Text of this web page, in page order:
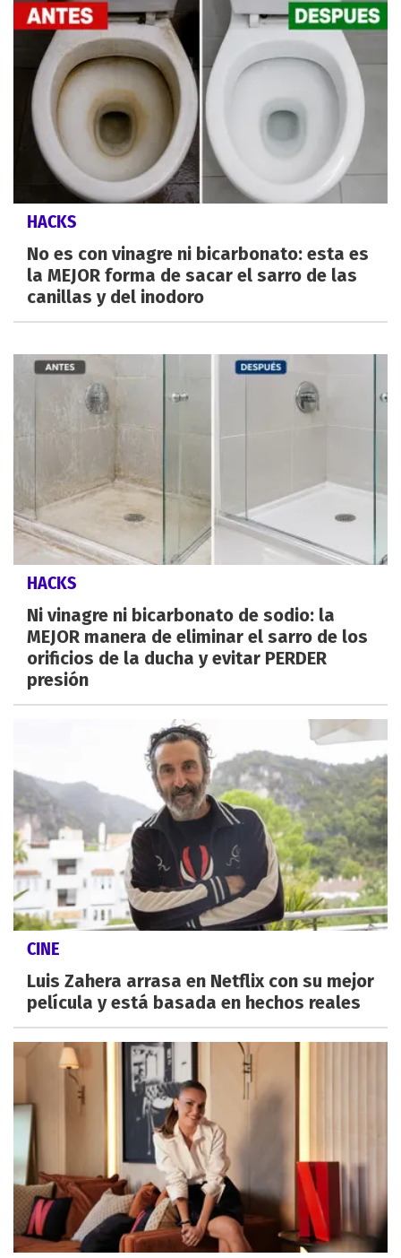
HACKS
No es con vinagre ni bicarbonato: esta es
la MEJOR forma de sacar el sarro de las
canillas y del inodoro
HACKS
Ni vinagre ni bicarbonato de sodio: la
MEJOR manera de eliminar el sarro de los
orificios de la ducha y evitar PERDER
presión
CINE
Luis Zahera arrasa en Netflix con su mejor
película y está basada en hechos reales